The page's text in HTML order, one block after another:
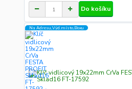
Do košíku
Na Adresu,Výd.místo,Boxu